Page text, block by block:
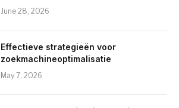
June 28, 2026
Effectieve strategieën voor
zoekmachineoptimalisatie
May 7, 2026